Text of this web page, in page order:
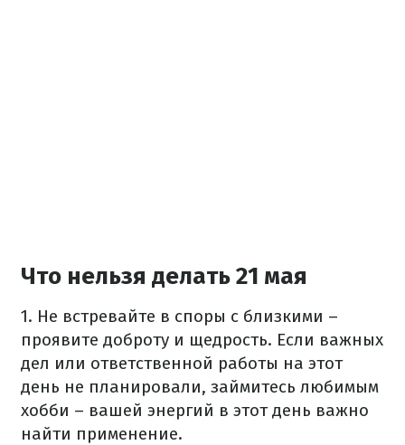
Что нельзя делать 21 мая
1. Не встревайте в споры с близкими –
проявите доброту и щедрость. Если важных
дел или ответственной работы на этот
день не планировали, займитесь любимым
хобби – вашей энергий в этот день важно
найти применение.